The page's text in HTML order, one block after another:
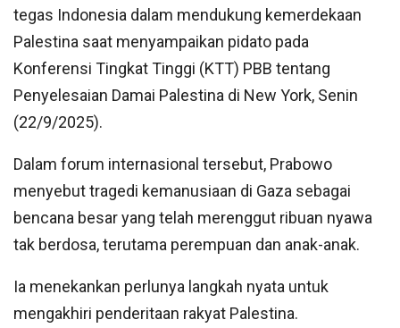
tegas Indonesia dalam mendukung kemerdekaan
Palestina saat menyampaikan pidato pada
Konferensi Tingkat Tinggi (KTT) PBB tentang
Penyelesaian Damai Palestina di New York, Senin
(22/9/2025).
Dalam forum internasional tersebut, Prabowo
menyebut tragedi kemanusiaan di Gaza sebagai
bencana besar yang telah merenggut ribuan nyawa
tak berdosa, terutama perempuan dan anak-anak.
Ia menekankan perlunya langkah nyata untuk
mengakhiri penderitaan rakyat Palestina.